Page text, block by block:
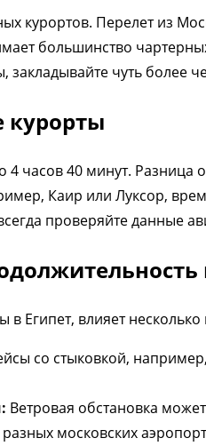
курортов. Перелет из
большинство
чуть более
курорты
часов 40 минут. Разница
Каир или Луксор,
всегда проверяйте
в Египет, влияет
со стыковкой,
Ветровая обстановка
московских